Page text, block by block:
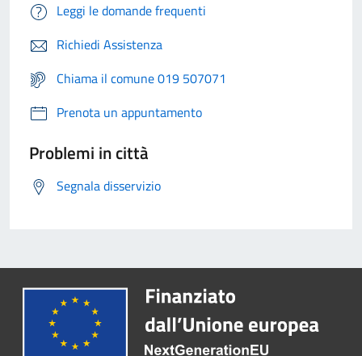
Leggi le domande frequenti
Richiedi Assistenza
Chiama il comune 019 507071
Prenota un appuntamento
Problemi in città
Segnala disservizio